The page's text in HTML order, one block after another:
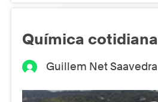
Química cotidiana
Guillem Net Saavedra